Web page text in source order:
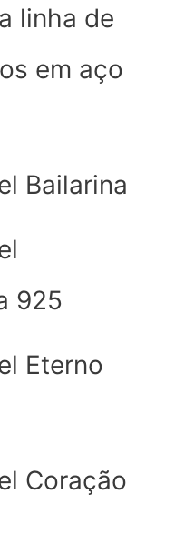
linha de
em aço
Bailarina
925
Eterno
Coração